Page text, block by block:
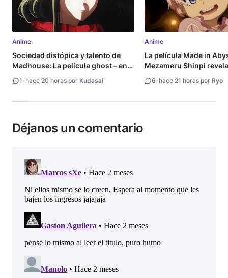
Anime
Sociedad distópica y talento de
Madhouse: La película ghost – end
1-hace 20 horas por Kudasai
Anime
La película Made in
Mezameru Shinpi
6-hace 21 horas por Ryo
Déjanos un comentario